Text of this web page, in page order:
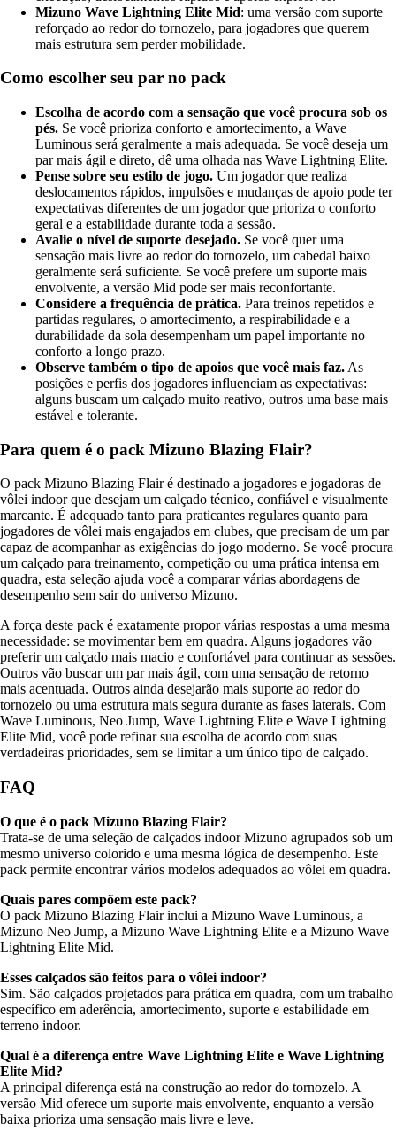
Mizuno Wave Lightning Elite Mid: uma versão com suporte
reforçado ao redor do tornozelo, para jogadores que querem
mais estrutura sem perder mobilidade.
Como escolher seu par no pack
Escolha de acordo com a sensação que você procura sob os
pés. Se você prioriza conforto e amortecimento, a Wave
Luminous será geralmente a mais adequada. Se você deseja um
par mais ágil e direto, dê uma olhada nas Wave Lightning Elite.
Pense sobre seu estilo de jogo. Um jogador que realiza
deslocamentos rápidos, impulsões e mudanças de apoio pode ter
expectativas diferentes de um jogador que prioriza o conforto
geral e a estabilidade durante toda a sessão.
Avalie o nível de suporte desejado. Se você quer uma
sensação mais livre ao redor do tornozelo, um cabedal baixo
geralmente será suficiente. Se você prefere um suporte mais
envolvente, a versão Mid pode ser mais reconfortante.
Considere a frequência de prática. Para treinos repetidos e
partidas regulares, o amortecimento, a respirabilidade e a
durabilidade da sola desempenham um papel importante no
conforto a longo prazo.
Observe também o tipo de apoios que você mais faz. As
posições e perfis dos jogadores influenciam as expectativas:
alguns buscam um calçado muito reativo, outros uma base mais
estável e tolerante.
Para quem é o pack Mizuno Blazing Flair?
O pack Mizuno Blazing Flair é destinado a jogadores e jogadoras de
vôlei indoor que desejam um calçado técnico, confiável e visualmente
marcante. É adequado tanto para praticantes regulares quanto para
jogadores de vôlei mais engajados em clubes, que precisam de um par
capaz de acompanhar as exigências do jogo moderno. Se você procura
um calçado para treinamento, competição ou uma prática intensa em
quadra, esta seleção ajuda você a comparar várias abordagens de
desempenho sem sair do universo Mizuno.
A força deste pack é exatamente propor várias respostas a uma mesma
necessidade: se movimentar bem em quadra. Alguns jogadores vão
preferir um calçado mais macio e confortável para continuar as sessões.
Outros vão buscar um par mais ágil, com uma sensação de retorno
mais acentuada. Outros ainda desejarão mais suporte ao redor do
tornozelo ou uma estrutura mais segura durante as fases laterais. Com
Wave Luminous, Neo Jump, Wave Lightning Elite e Wave Lightning
Elite Mid, você pode refinar sua escolha de acordo com suas
verdadeiras prioridades, sem se limitar a um único tipo de calçado.
FAQ
O que é o pack Mizuno Blazing Flair?
Trata-se de uma seleção de calçados indoor Mizuno agrupados sob um
mesmo universo colorido e uma mesma lógica de desempenho. Este
pack permite encontrar vários modelos adequados ao vôlei em quadra.
Quais pares compõem este pack?
O pack Mizuno Blazing Flair inclui a Mizuno Wave Luminous, a
Mizuno Neo Jump, a Mizuno Wave Lightning Elite e a Mizuno Wave
Lightning Elite Mid.
Esses calçados são feitos para o vôlei indoor?
Sim. São calçados projetados para prática em quadra, com um trabalho
específico em aderência, amortecimento, suporte e estabilidade em
terreno indoor.
Qual é a diferença entre Wave Lightning Elite e Wave Lightning
Elite Mid?
A principal diferença está na construção ao redor do tornozelo. A
versão Mid oferece um suporte mais envolvente, enquanto a versão
baixa prioriza uma sensação mais livre e leve.